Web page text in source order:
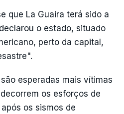
que La Guaira terá sido a
o estado, situado
perto da capital,
esperadas mais vítimas
os esforços de
os sismos de